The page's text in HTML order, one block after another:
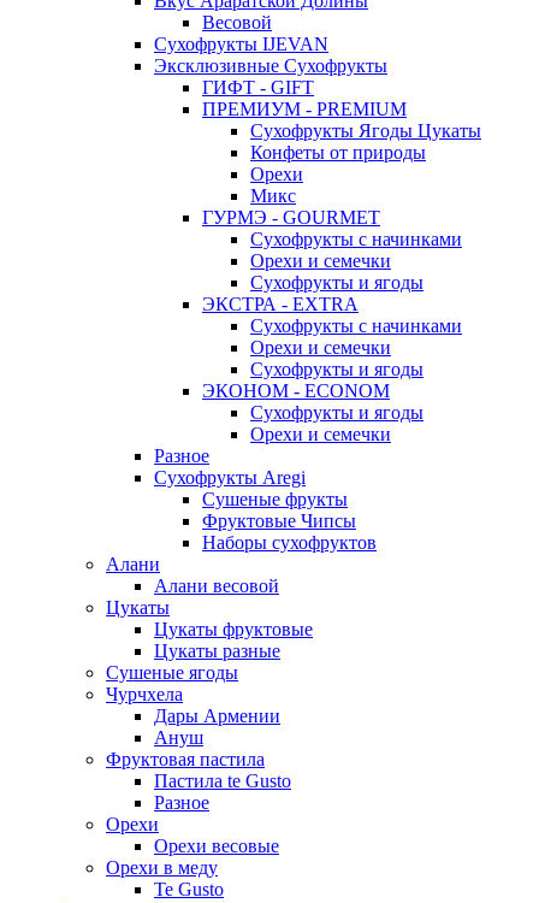
Весовой
Сухофрукты IJEVAN
Эксклюзивные Сухофрукты
ГИФТ - GIFT
ПРЕМИУМ - PREMIUM
Сухофрукты Ягоды Цукаты
Конфеты от природы
Орехи
Микс
ГУРМЭ - GOURMET
Сухофрукты с начинками
Орехи и семечки
Сухофрукты и ягоды
ЭКСТРА - EXTRA
Сухофрукты с начинками
Орехи и семечки
Сухофрукты и ягоды
ЭКОНОМ - ECONOM
Сухофрукты и ягоды
Орехи и семечки
Разное
Сухофрукты Aregi
Сушеные фрукты
Фруктовые Чипсы
Наборы сухофруктов
Алани
Алани весовой
Цукаты
Цукаты фруктовые
Цукаты разные
Сушеные ягоды
Чурчхела
Дары Армении
Ануш
Фруктовая пастила
Пастила te Gusto
Разное
Орехи
Орехи весовые
Орехи в меду
Te Gusto